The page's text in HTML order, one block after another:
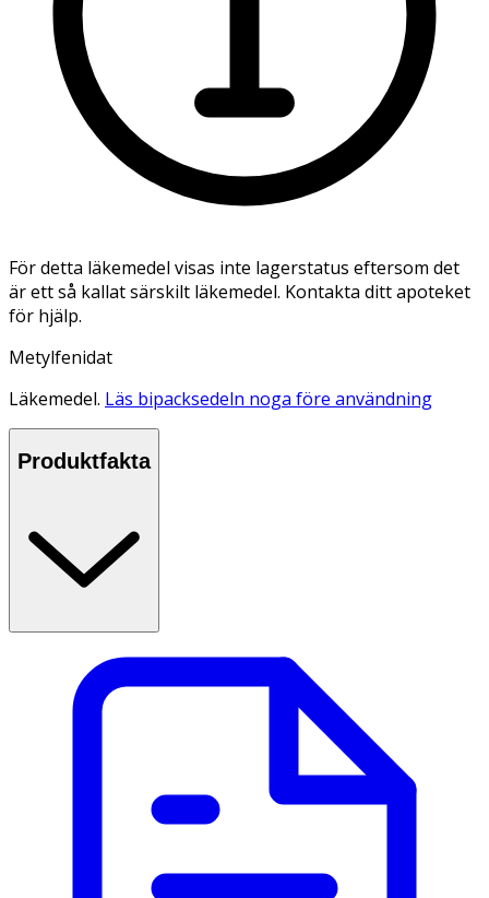
För detta läkemedel visas inte lagerstatus eftersom det
är ett så kallat särskilt läkemedel. Kontakta ditt apoteket
för hjälp.
Metylfenidat
Läkemedel. Läs bipacksedeln noga före användning
Produktfakta